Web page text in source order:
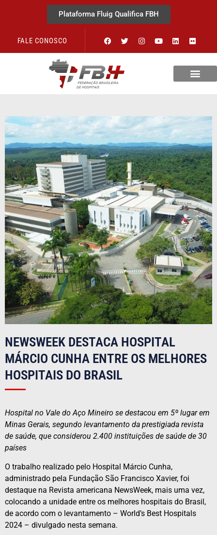
Plataforma Fluig Qualifica FBH
FALE CONOSCO
NEWSWEEK DESTACA HOSPITAL
MÁRCIO CUNHA ENTRE OS MELHORES
HOSPITAIS DO BRASIL
Hospital no Vale do Aço Mineiro se destacou em 5º lugar em
Minas Gerais, segundo levantamento da prestigiada revista
de saúde, que considerou 2.400 instituições de saúde de 30
países
O trabalho realizado pelo Hospital Márcio Cunha,
administrado pela Fundação São Francisco Xavier, foi
destaque na Revista americana NewsWeek, mais uma vez,
colocando a unidade entre os melhores hospitais do Brasil,
de acordo com o levantamento – World’s Best Hospitals
2024 – divulgado nesta semana.